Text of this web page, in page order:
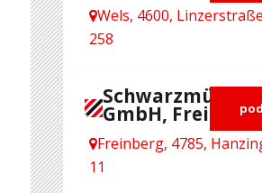
Wels, 4600, Linzerstraße
258
Schwarzmüller
GmbH,
Freinberg, 4785,
11